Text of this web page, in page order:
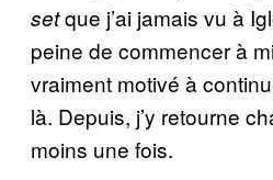
setque j’ai jamais vu à
peine de commencer à
vraiment motivé à
là. Depuis, j’y retourne
moins une fois.